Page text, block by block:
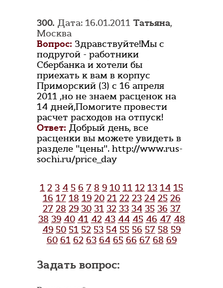
300. Дата: 16.01.2011 Татьяна,
Москва
Вопрос: Здравствуйте!Мы с
подругой - работники
Сбербанка и хотели бы
приехать к вам в корпус
Приморский (3) с 16 апреля
2011 ,но не знаем расценок на
14 дней,Помогите провести
расчет расходов на отпуск!
Ответ: Добрый день, все
расценки вы можете увидеть в
разделе "цены". http://www.rus-
sochi.ru/price_day
1 2 3 4 5 6 7 8 9 10 11 12 13 14 15
16 17 18 19 20 21 22 23 24 25 26
27 28 29 30 31 32 33 34 35 36 37
38 39 40 41 42 43 44 45 46 47 48
49 50 51 52 53 54 55 56 57 58 59
60 61 62 63 64 65 66 67 68 69
Задать вопрос: